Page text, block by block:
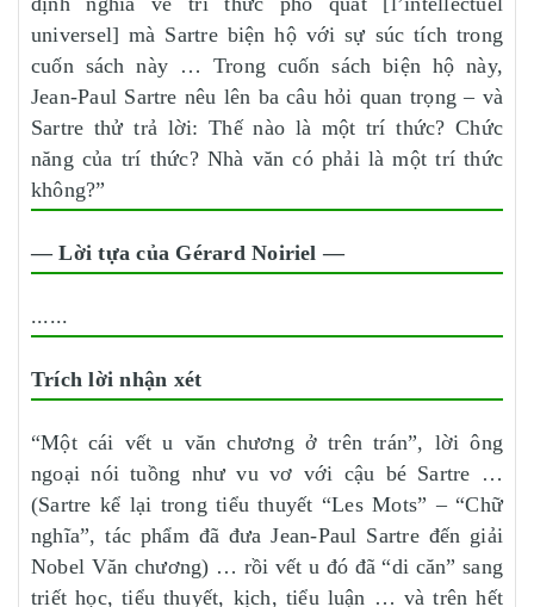
universel] mà Sartre biện hộ với sự súc tích trong
cuốn sách này … Trong cuốn sách biện hộ này,
Jean-Paul Sartre nêu lên ba câu hỏi quan trọng – và
Sartre thử trả lời: Thế nào là một trí thức? Chức
năng của trí thức? Nhà văn có phải là một trí thức
không?”
— Lời tựa của Gérard Noiriel —
......
Trích lời nhận xét
“Một cái vết u văn chương ở trên trán”, lời ông
ngoại nói tuồng như vu vơ với cậu bé Sartre …
(Sartre kể lại trong tiểu thuyết “Les Mots” – “Chữ
nghĩa”, tác phẩm đã đưa Jean-Paul Sartre đến giải
Nobel Văn chương) … rồi vết u đó đã “di căn” sang
triết học, tiểu thuyết, kịch, tiểu luận … và trên hết